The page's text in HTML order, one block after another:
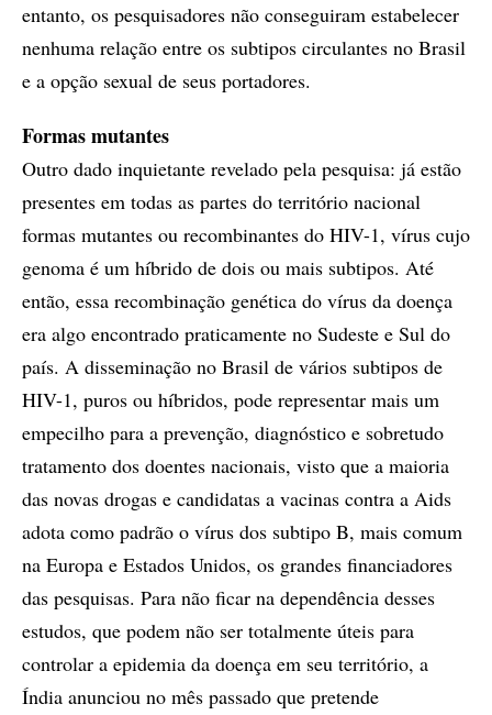
entanto, os pesquisadores não conseguiram estabelecer
nenhuma relação entre os subtipos circulantes no Brasil
e a opção sexual de seus portadores.
Formas mutantes
Outro dado inquietante revelado pela pesquisa: já estão
presentes em todas as partes do território nacional
formas mutantes ou recombinantes do HIV-1, vírus cujo
genoma é um híbrido de dois ou mais subtipos. Até
então, essa recombinação genética do vírus da doença
era algo encontrado praticamente no Sudeste e Sul do
país. A disseminação no Brasil de vários subtipos de
HIV-1, puros ou híbridos, pode representar mais um
empecilho para a prevenção, diagnóstico e sobretudo
tratamento dos doentes nacionais, visto que a maioria
das novas drogas e candidatas a vacinas contra a Aids
adota como padrão o vírus dos subtipo B, mais comum
na Europa e Estados Unidos, os grandes financiadores
das pesquisas. Para não ficar na dependência desses
estudos, que podem não ser totalmente úteis para
controlar a epidemia da doença em seu território, a
Índia anunciou no mês passado que pretende